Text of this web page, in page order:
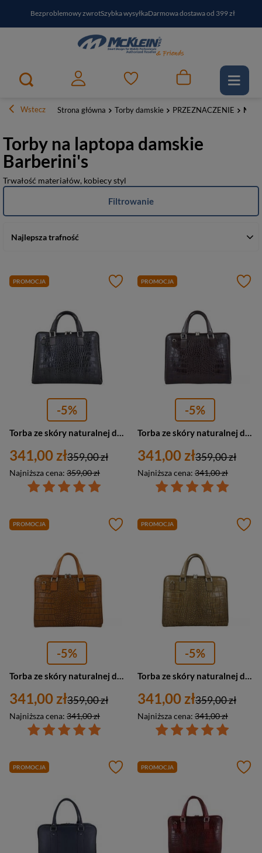
Bezproblemowy zwrotSzybka wysyłkaDarmowa dostawa od 399 zł
PayPo - kup i zapłać za30 dniZapisz się do newslettera i odbierz RABAT
Wstecz Strona główna Torby damskie PRZEZNACZENIE Na
Torby na laptopa damskie
Barberini's
Trwałość materiałów, kobiecy styl
Najlepsza trafność
Filtrowanie
PROMOCJA
-5%
Torba ze skóry naturalnej damska Barberini's 118/1-1 na laptopa aktówka croco A4 czarna
341,00 zł
Najniższa cena: 359,00 zł
359,00 zł
PROMOCJA
-5%
Torba ze skóry naturalnej damska Barberini's 118/1-11 na laptopa A4 croco ciemnobrązowa
341,00 zł
Najniższa cena: 341,00 zł
359,00 zł
PROMOCJA
-5%
341,00 zł
Najniższa cena: 341,00 zł
359,00 zł
PROMOCJA
-5%
341,00 zł
Najniższa cena: 341,00 zł
359,00 zł
PROMOCJA PROMOCJA